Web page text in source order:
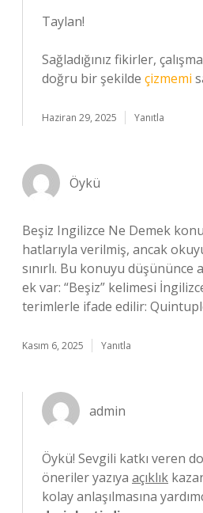
Taylan!
Sağladığınız fikirler,
doğru bir şekilde çizmemi
Haziran 29, 2025 Yanıtla
Öykü
Beşiz Ingilizce Ne Demek
hatlarıyla verilmiş, ancak
sınırlı. Bu konuyu düşününce
ek var: “Beşiz” kelimesi
terimlerle ifade edilir:
Kasım 6, 2025 Yanıtla
admin
Öykü! Sevgili katkı veren
öneriler yazıya açıklık
kolay anlaşılmasına